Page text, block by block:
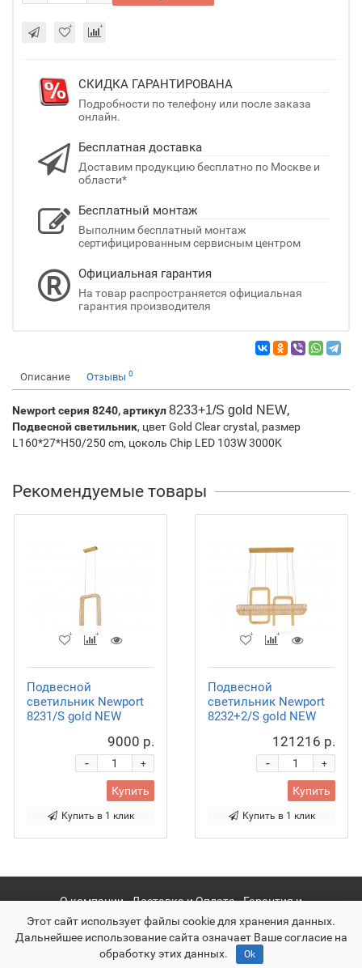
СКИДКА ГАРАНТИРОВАНА
Подробности по телефону или после заказа
онлайн.
Бесплатная доставка
Доставим продукцию бесплатно по Москве и
области*
Бесплатный монтаж
Выполним бесплатный монтаж
сертифицированным сервисным центром
Официальная гарантия
На товар распространяется официальная
гарантия производителя
Описание Отзывы 0
Newport серия 8240, артикул8233+1/S gold NEW,
Подвесной светильник, цвет Gold Clear crystal, размер
L160*27*H50/250 cm, цоколь Chip LED 103W 3000K
Рекомендуемые товары
Подвесной
светильник Newport
8231/S gold NEW
9000 р.
+
-
Купить
Купить в 1 клик
Подвесной
светильник Newport
8232+2/S gold NEW
121216 р.
+
-
Купить
Купить в 1 клик
О компании Доставка и Оплата
Гарантия и
сервис
Политика конфиденциальности
Этот сайт использует файлы cookie для хранения данных.
Дальнейшее использование сайта означает Ваше согласие на
обработку этих данных.
Ok